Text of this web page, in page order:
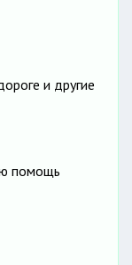
и другие
помощь